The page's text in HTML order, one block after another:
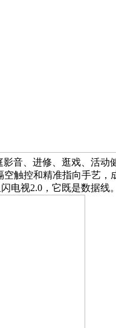
音、进修、逛戏、活动
触控和精准指向手艺
电视2.0，它既是数据